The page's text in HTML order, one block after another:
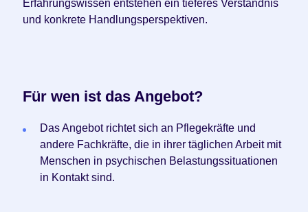
Erfahrungswissen entstehen ein tieferes Verständnis
und konkrete Handlungsperspektiven.
Für wen ist das Angebot?
Das Angebot richtet sich an Pflegekräfte und
andere Fachkräfte, die in ihrer täglichen Arbeit mit
Menschen in psychischen Belastungssituationen
in Kontakt sind.